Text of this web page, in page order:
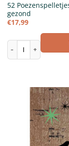
52
gezond
€17,99
52 Poezenspelletjes